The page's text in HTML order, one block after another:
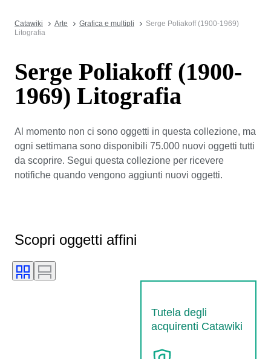
Catawiki Arte Grafica e multipli
Serge Poliakoff (1900-1969)
Litografia
Serge Poliakoff (1900-
1969) Litografia
Al momento non ci sono oggetti in questa collezione, ma
ogni settimana sono disponibili 75.000 nuovi oggetti tutti
da scoprire. Segui questa collezione per ricevere
notifiche quando vengono aggiunti nuovi oggetti.
Scopri oggetti affini
Tutela degli
acquirenti Catawiki